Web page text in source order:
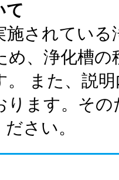
て
施されてい
め、浄化槽
。 また、説
ります。そ
さい。